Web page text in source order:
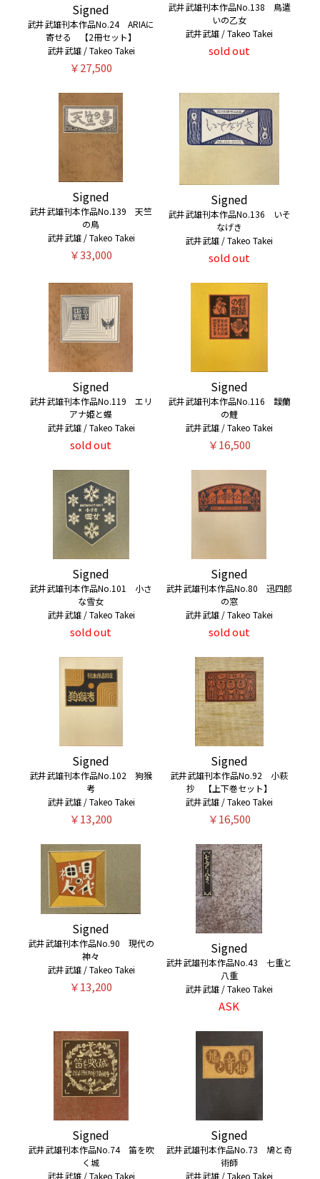
Signed
武井武雄刊本作品No.24 ARIAに
寄せる 【2冊セット】
武井武雄 / Takeo Takei
￥27,500
武井武雄刊本作品No.138 鳥遣
いの乙女
武井武雄 / Takeo Takei
sold out
Signed
武井武雄刊本作品No.139 天竺
の鳥
武井武雄 / Takeo Takei
￥33,000
Signed
武井武雄刊本作品No.136 いそ
なげき
武井武雄 / Takeo Takei
sold out
Signed
武井武雄刊本作品No.119 エリ
アナ姫と蝶
武井武雄 / Takeo Takei
sold out
Signed
武井武雄刊本作品No.116 靉蘭
の鯉
武井武雄 / Takeo Takei
￥16,500
Signed
武井武雄刊本作品No.101 小さ
な雪女
武井武雄 / Takeo Takei
sold out
Signed
武井武雄刊本作品No.80 迅四郎
の窓
武井武雄 / Takeo Takei
sold out
Signed
武井武雄刊本作品No.102 狗猴
考
武井武雄 / Takeo Takei
￥13,200
Signed
武井武雄刊本作品No.92 小萩
抄 【上下巻セット】
武井武雄 / Takeo Takei
￥16,500
Signed
武井武雄刊本作品No.90 現代の
神々
武井武雄 / Takeo Takei
￥13,200
Signed
武井武雄刊本作品No.43 七重と
八重
武井武雄 / Takeo Takei
ASK
Signed
武井武雄刊本作品No.74 笛を吹
く城
武井武雄 / Takeo Takei
Signed
武井武雄刊本作品No.73 鳩と奇
術師
武井武雄 / Takeo Takei